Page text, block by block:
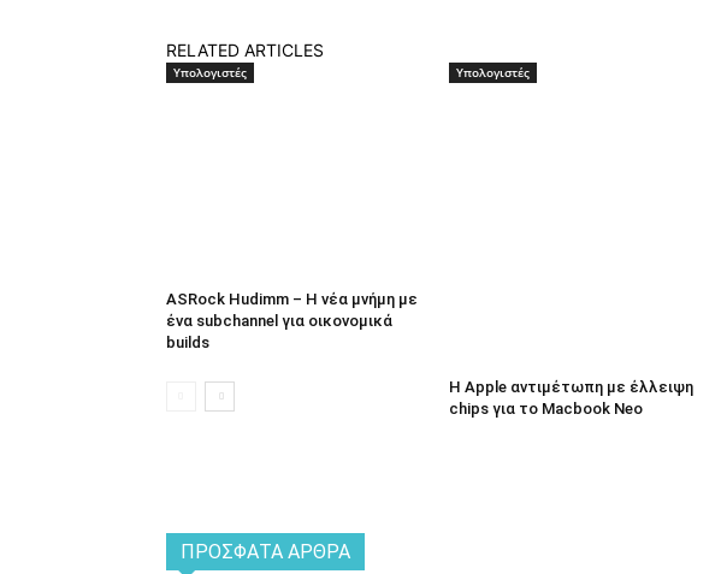
RELATED ARTICLES
Υπολογιστές
ASRock Hudimm – Η νέα μνήμη με
ένα subchannel για οικονομικά
builds
Υπολογιστές
Η Apple αντιμέτωπη με έλλειψη
chips για το Macbook Neo
ΠΡΌΣΦΑΤΑ ΆΡΘΡΑ